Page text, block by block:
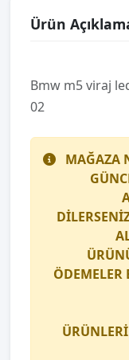
Ürün
Bmw m5 vi̇raj
02
MAĞAZA
ÖDEMELER